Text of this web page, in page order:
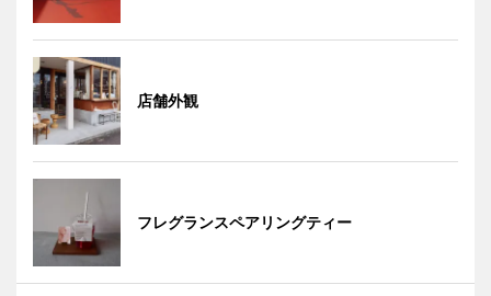
店舗外観
フレグランスペアリングティー